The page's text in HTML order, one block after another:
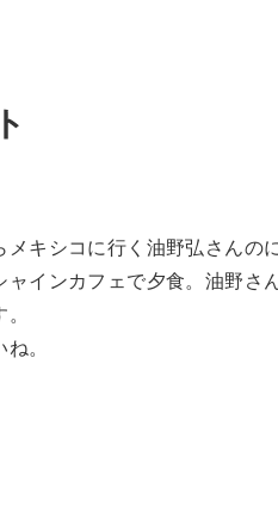
キシコに行く油野弘さんの
インカフェで夕食。油野さ
。